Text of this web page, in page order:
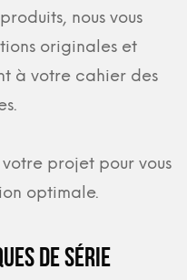
nous vous
originales et
à votre cahier des
projet pour vous
optimale.
de série